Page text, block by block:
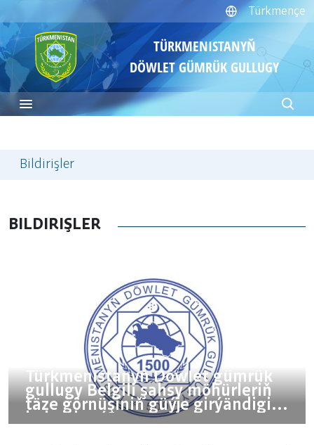
Türkmençe
TÜRKMENISTANYŇ
DÖWLET GÜMRÜK GULLUGY
Bildirişler
BILDIRIŞLER
Türkmenistanyň Döwlet gümrük
gullugy Belgili şahsy möhürleriň
täze görnüşiniň güýje girýändigini